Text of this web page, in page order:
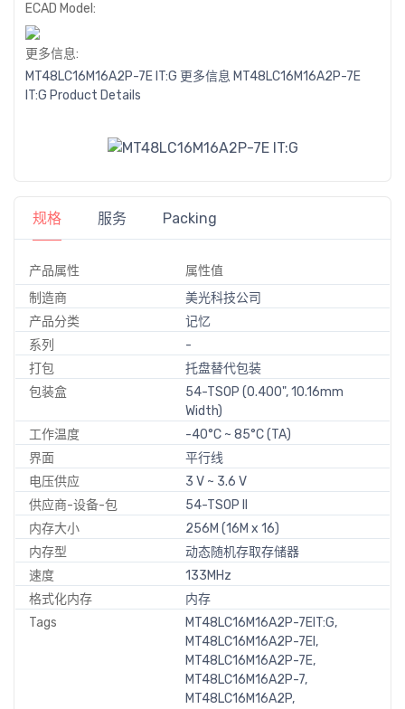
ECAD Model:
更多信息:
MT48LC16M16A2P-7E IT:G 更多信息 MT48LC16M16A2P-7E
IT:G Product Details
规格 服务 Packing
产品属性
属性值
制造商
美光科技公司
产品分类
记忆
系列
-
打包
托盘替代包装
包装盒
54-TSOP (0.400", 10.16mm
Width)
工作温度
-40°C ~ 85°C (TA)
界面
平行线
电压供应
3 V ~ 3.6 V
供应商-设备-包
54-TSOP II
内存大小
256M (16M x 16)
内存型
动态随机存取存储器
速度
133MHz
格式化内存
内存
Tags
MT48LC16M16A2P-7EIT:G,
MT48LC16M16A2P-7EI,
MT48LC16M16A2P-7E,
MT48LC16M16A2P-7,
MT48LC16M16A2P,